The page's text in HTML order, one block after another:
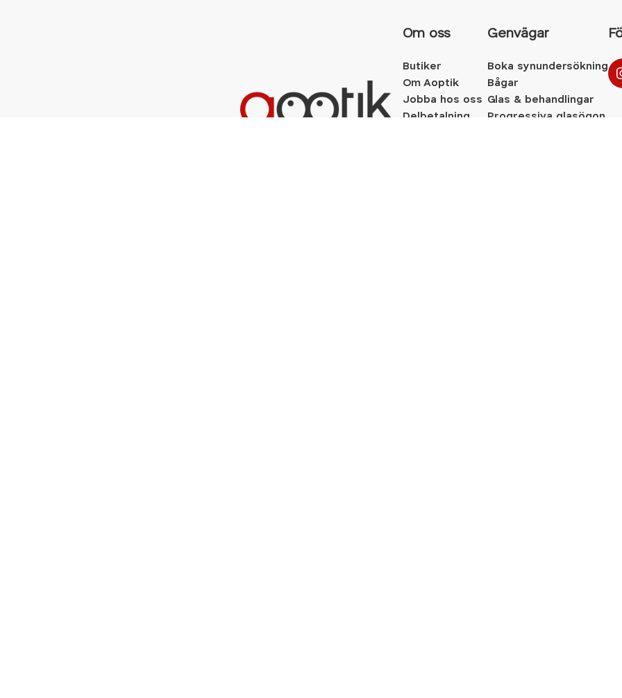
Om oss
Butiker
Om Aoptik
Jobba hos oss
Delbetalning
Genvägar
Boka synundersökning
Bågar
Glas & behandlingar
Progressiva glasögon